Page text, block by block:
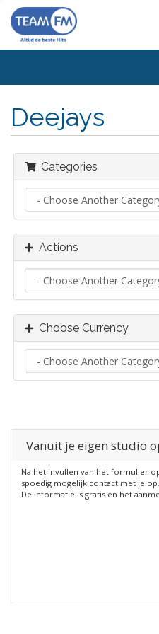
Deejays
Categories
Actions
Choose Currency
Vanuit je eigen studio
Na het invullen van het formulier
spoedig mogelijk contact met je op.
De informatie is gratis en het